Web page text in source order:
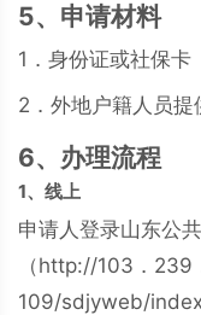
5、申请材料
1．身份证或社保卡
2．外地户籍人员提
6、办理流程
1、线上
申请人登录山东公
（http://103．239
109/sdjyweb/